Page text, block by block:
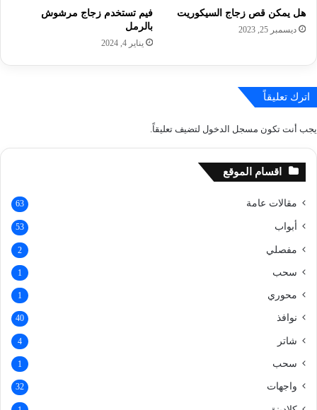
هل يمكن قص زجاج السيكوريت
ديسمبر 25, 2023
فيم تستخدم زجاج مرشوش
بالرمل
يناير 4, 2024
اترك تعليقاً
يجب أنت تكون مسجل الدخول لتضيف تعليقاً.
اقسام الموقع
مقالات عامة 63
أبواب 53
مفصلي 2
سحب 1
محوري 1
نوافذ 40
شاتر 4
سحب 1
واجهات 32